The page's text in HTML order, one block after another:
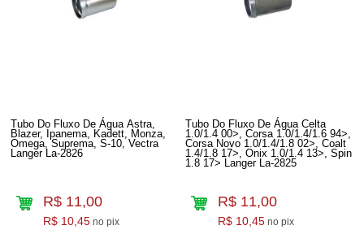
Tubo Do Fluxo De Água Astra,
Blazer, Ipanema, Kadett, Monza,
Omega, Suprema, S-10, Vectra
Langer La-2826
R$ 11,00
R$ 10,45 no pix
Tubo Do Fluxo De Água Celta
1.0/1.4 00>, Corsa 1.0/1.4/1.6 94>,
Corsa Novo 1.0/1.4/1.8 02>, Coalt
1.4/1.8 17>, Onix 1.0/1.4 13>, Spin
1.8 17> Langer La-2825
R$ 11,00
R$ 10,45 no pix